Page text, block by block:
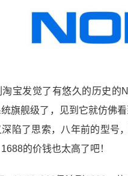
淘宝发觉了有悠久的历史
旗舰级了，见到它就仿佛
陷了思索，八年前的型号
的价钱也太高了吧！